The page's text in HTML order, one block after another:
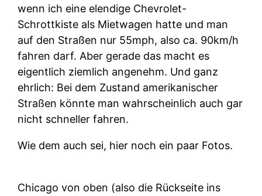
wenn ich eine elendige Chevrolet-
Schrottkiste als Mietwagen hatte und man
auf den Straßen nur 55mph, also ca. 90km/h
fahren darf. Aber gerade das macht es
eigentlich ziemlich angenehm. Und ganz
ehrlich: Bei dem Zustand amerikanischer
Straßen könnte man wahrscheinlich auch gar
nicht schneller fahren.
Wie dem auch sei, hier noch ein paar Fotos.
Chicago von oben (also die Rückseite ins